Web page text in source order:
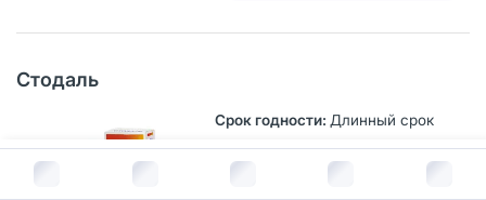
В корзину за руб.
Стодаль
Длинный срок
Boiron, Франция